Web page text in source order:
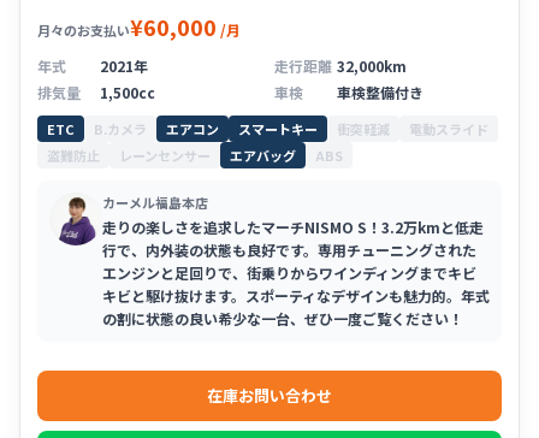
月々のお支払い¥60,000 /月
年式
2021年 走行距離 32,000km
排気量
1,500cc 車検 車検整備付き
ETC B.カメラ エアコン スマートキー 衝突軽減
電動スライド
盗難防止
レーンセンサー エアバッグ ABS
カーメル福島本店
走りの楽しさを追求したマーチNISMO S！3.2万kmと低走
行で、内外装の状態も良好です。専用チューニングされた
エンジンと足回りで、街乗りからワインディングまでキビ
キビと駆け抜けます。スポーティなデザインも魅力的。年式
の割に状態の良い希少な一台、ぜひ一度ご覧ください！
在庫お問い合わせ